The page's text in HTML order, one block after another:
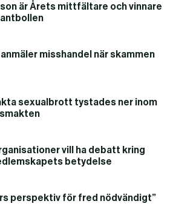
är Årets mittfältare och vinnare
anmäler misshandel när skammen
sexualbrott tystades ner inom
vill ha debatt kring
betydelse
perspektiv för fred nödvändigt”